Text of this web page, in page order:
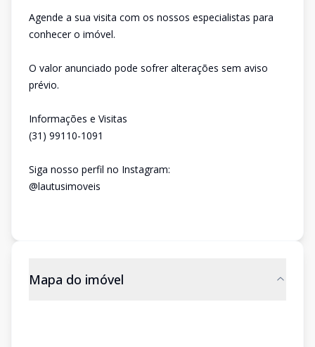
Agende a sua visita com os nossos especialistas para
conhecer o imóvel.
O valor anunciado pode sofrer alterações sem aviso
prévio.
Informações e Visitas
(31) 99110-1091
Siga nosso perfil no Instagram:
@lautusimoveis
Mapa do imóvel